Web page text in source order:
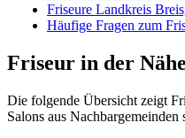
Friseure Landkreis
Häufige Fragen zum
Friseur in der
Die folgende Übersicht zeigt
Salons aus